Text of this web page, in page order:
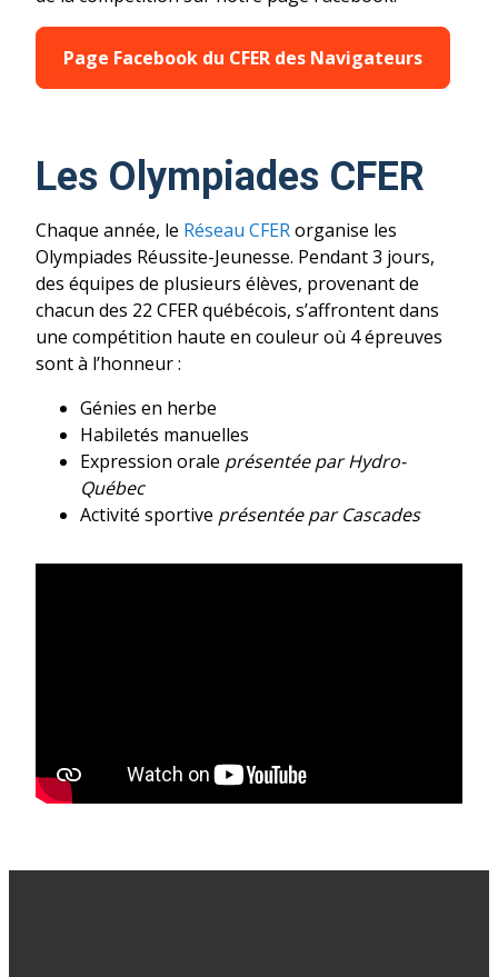
Page Facebook du CFER des Navigateurs
Les Olympiades CFER
Chaque année, le Réseau CFERorganise les
Olympiades Réussite-Jeunesse. Pendant 3 jours,
des équipes de plusieurs élèves, provenant de
chacun des 22 CFER québécois, s’affrontent dans
une compétition haute en couleur où 4 épreuves
sont à l’honneur :
Génies en herbe
Habiletés manuelles
Expression orale présentée par Hydro-
Québec
Activité sportive présentée par Cascades